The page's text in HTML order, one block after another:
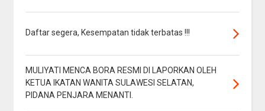
Daftar segera, Kesempatan tidak terbatas !!!
MULIYATI MENCA BORA RESMI DI LAPORKAN OLEH
KETUA IKATAN WANITA SULAWESI SELATAN,
PIDANA PENJARA MENANTI.